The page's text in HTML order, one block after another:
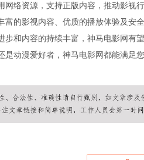
网络资源，支持正版内容，推动影视
富的影视内容、优质的播放体验及安
步和内容的持续丰富，神马电影网有
是动漫爱好者，神马电影网都能满足